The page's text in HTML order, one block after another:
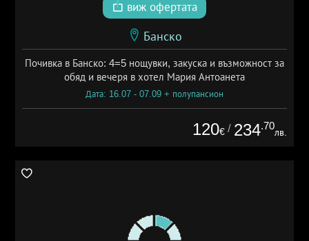
виж офертата
Банско
Почивка в Банско: 4=5 нощувки, закуска и възможност за
обяд и вечеря в хотел Мария Антоанета
Дата: 16.07 - 07.09 + полупансион
120€ / 234.70
лв.